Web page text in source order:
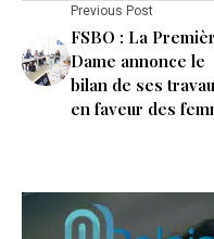
Previous Post
FSBO : La
Dame annonce le
bilan de ses
en faveur des